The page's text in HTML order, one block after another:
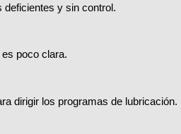
deficientes y sin control.
poco clara.
dirigir los programas de lubricación.